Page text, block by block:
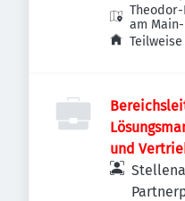
am
und